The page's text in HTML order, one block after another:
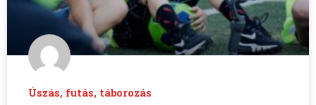
Úszás, futás, táborozás